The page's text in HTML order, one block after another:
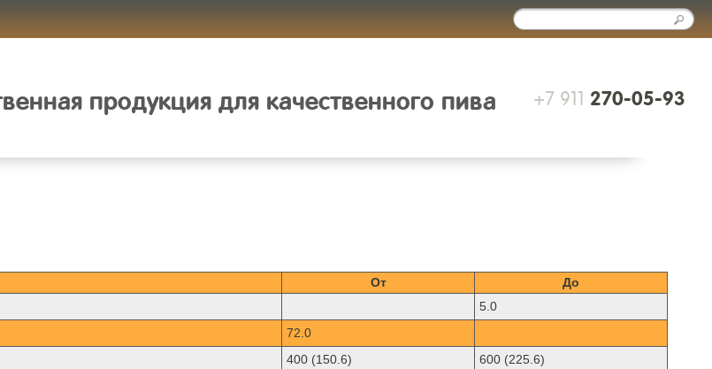
продукция для качественного пива +7 911 270-05-93
От
До
5.0
72.0
400 (150.6)
600 (225.6)